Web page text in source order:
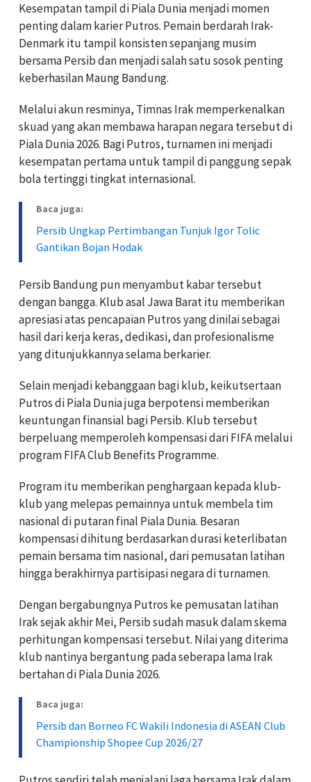
Kesempatan tampil di Piala Dunia menjadi momen
penting dalam karier Putros. Pemain berdarah Irak-
Denmark itu tampil konsisten sepanjang musim
bersama Persib dan menjadi salah satu sosok penting
keberhasilan Maung Bandung.
Melalui akun resminya, Timnas Irak memperkenalkan
skuad yang akan membawa harapan negara tersebut di
Piala Dunia 2026. Bagi Putros, turnamen ini menjadi
kesempatan pertama untuk tampil di panggung sepak
bola tertinggi tingkat internasional.
Baca juga:
Persib Ungkap Pertimbangan Tunjuk Igor Tolic
Gantikan Bojan Hodak
Persib Bandung pun menyambut kabar tersebut
dengan bangga. Klub asal Jawa Barat itu memberikan
apresiasi atas pencapaian Putros yang dinilai sebagai
hasil dari kerja keras, dedikasi, dan profesionalisme
yang ditunjukkannya selama berkarier.
Selain menjadi kebanggaan bagi klub, keikutsertaan
Putros di Piala Dunia juga berpotensi memberikan
keuntungan finansial bagi Persib. Klub tersebut
berpeluang memperoleh kompensasi dari FIFA melalui
program FIFA Club Benefits Programme.
Program itu memberikan penghargaan kepada klub-
klub yang melepas pemainnya untuk membela tim
nasional di putaran final Piala Dunia. Besaran
kompensasi dihitung berdasarkan durasi keterlibatan
pemain bersama tim nasional, dari pemusatan latihan
hingga berakhirnya partisipasi negara di turnamen.
Dengan bergabungnya Putros ke pemusatan latihan
Irak sejak akhir Mei, Persib sudah masuk dalam skema
perhitungan kompensasi tersebut. Nilai yang diterima
klub nantinya bergantung pada seberapa lama Irak
bertahan di Piala Dunia 2026.
Baca juga:
Persib dan Borneo FC Wakili Indonesia di ASEAN Club
Championship Shopee Cup 2026/27